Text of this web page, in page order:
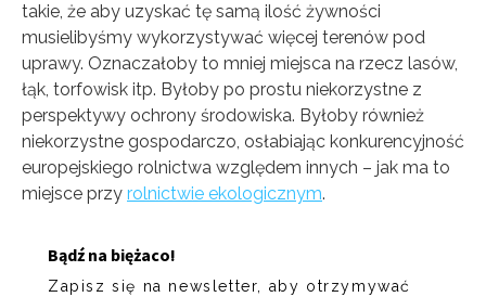
takie, że aby uzyskać tę samą ilość żywności
musielibyśmy wykorzystywać więcej terenów pod
uprawy. Oznaczałoby to mniej miejsca na rzecz lasów,
łąk, torfowisk itp. Byłoby po prostu niekorzystne z
perspektywy ochrony środowiska. Byłoby również
niekorzystne gospodarczo, osłabiając konkurencyjność
europejskiego rolnictwa względem innych – jak ma to
miejsce przy rolnictwie ekologicznym.
Bądź na biężaco!
Zapisz się na newsletter, aby otrzymywać